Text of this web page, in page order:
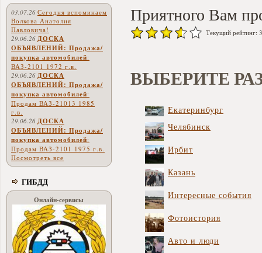
03.07.26 Сегодня вспоминаем
Волкова Анатолия
Павловича!
29.06.26 ДОСКА
ОБЪЯВЛЕНИЙ: Продажа/
покупка автомобилей:
ВАЗ-2101 1972 г.в.
29.06.26 ДОСКА
ОБЪЯВЛЕНИЙ: Продажа/
покупка автомобилей:
Продам ВАЗ-21013 1985
г.в.
29.06.26 ДОСКА
ОБЪЯВЛЕНИЙ: Продажа/
покупка автомобилей:
Продам ВАЗ-2101 1975 г.в.
Посмотреть все
ГИБДД
Онлайн-сервисы
Приятного Вам
Текущий рейтинг:
ВЫБЕРИТЕ
Екатеринбург
Челябинск
Ирбит
Казань
Интересные события
Фотоистория
Авто и люди